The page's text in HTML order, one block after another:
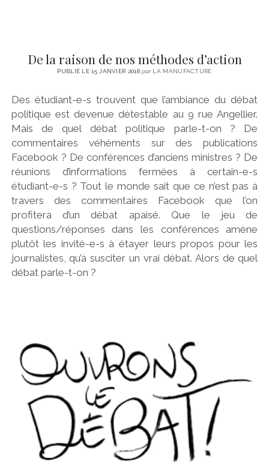
De la raison de nos méthodes d’action
PUBLIÉ LE 15 JANVIER 2018parLA MANUFACTURE
Des étudiant-e-s trouvent que l’ambiance du débat
politique est devenue détestable au 9 rue Angellier.
Mais de quel débat politique parle-t-on ? De
commentaires véhéments sur des publications
Facebook ? De conférences d’anciens ministres ? De
réunions d’informations fermées à certain-e-s
étudiant-e-s ? Tout le monde sait que ce n’est pas à
travers des commentaires Facebook que l’on
profitera d’un débat apaisé. Que le jeu de
questions/réponses dans les conférences amène
plutôt les invité-e-s à étayer leurs propos pour les
journalistes, qu’à susciter un vrai débat. Alors de quel
débat parle-t-on ?